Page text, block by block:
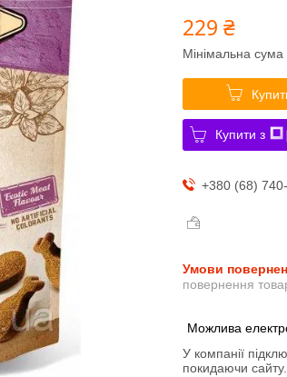
229 ₴
Мінімальна
Купити з
+380 (68)
повернення
У компанії
покидаючи сайту.